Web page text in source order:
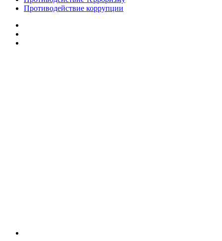
Противодействие коррупции